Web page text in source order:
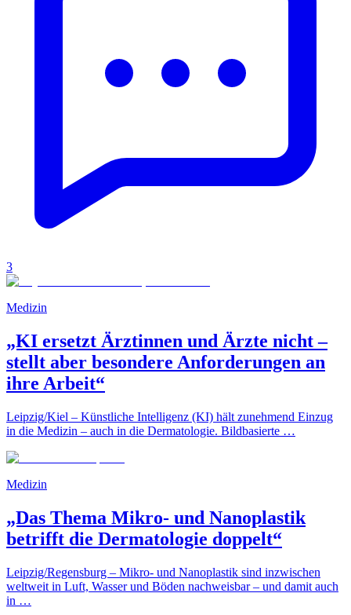
3
Medizin
„KI ersetzt Ärztinnen und Ärzte nicht –
stellt aber besondere Anforderungen an
ihre Arbeit“
Leipzig/Kiel – Künstliche Intelligenz (KI) hält zunehmend Einzug
in die Medizin – auch in die Dermatologie. Bildbasierte …
Medizin
„Das Thema Mikro- und Nanoplastik
betrifft die Dermatologie doppelt“
Leipzig/Regensburg – Mikro- und Nanoplastik sind inzwischen
weltweit in Luft, Wasser und Böden nachweisbar – und damit auch
in …